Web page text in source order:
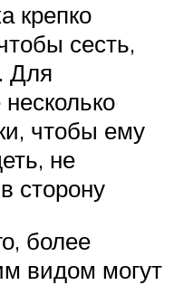
крепко
сесть,
Для
чтобы ему
не
сторону
более
видом могут